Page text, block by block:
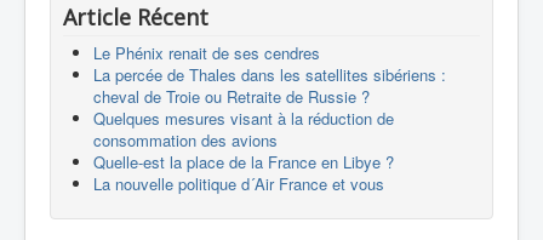
Article Récent
Le Phénix renait de ses cendres
La percée de Thales dans les satellites sibériens :
cheval de Troie ou Retraite de Russie ?
Quelques mesures visant à la réduction de
consommation des avions
Quelle-est la place de la France en Libye ?
La nouvelle politique d´Air France et vous